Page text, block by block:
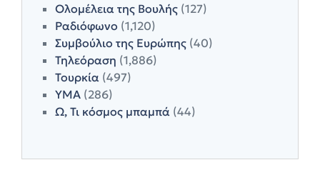
Ολομέλεια της Βουλής (127)
Ραδιόφωνο (1,120)
Συμβούλιο της Ευρώπης (40)
Τηλεόραση (1,886)
Τουρκία (497)
ΥΜΑ (286)
Ω, Τι κόσμος μπαμπά (44)